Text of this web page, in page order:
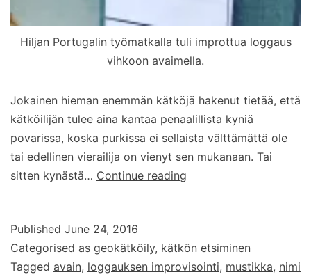
Hiljan Portugalin työmatkalla tuli improttua loggaus
vihkoon avaimella.
Jokainen hieman enemmän kätköjä hakenut tietää, että
kätköilijän tulee aina kantaa penaalillista kyniä
povarissa, koska purkissa ei sellaista välttämättä ole
tai edellinen vierailija on vienyt sen mukanaan. Tai
sitten kynästä… Continue reading
Published June 24, 2016
Categorised as geokätköily, kätkön etsiminen
Tagged avain, loggauksen improvisointi, mustikka, nimi